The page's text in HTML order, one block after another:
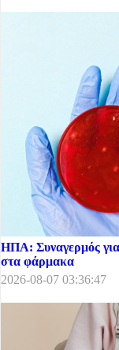
ΗΠΑ: Συναγερμός για
στα φάρμακα
2026-08-07 03:36:47